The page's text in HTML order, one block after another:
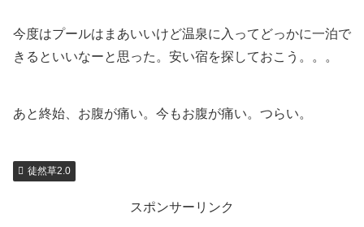
今度はプールはまあいいけど温泉に入ってどっかに一泊で
きるといいなーと思った。安い宿を探しておこう。。。
あと終始、お腹が痛い。今もお腹が痛い。つらい。
徒然草2.0
スポンサーリンク